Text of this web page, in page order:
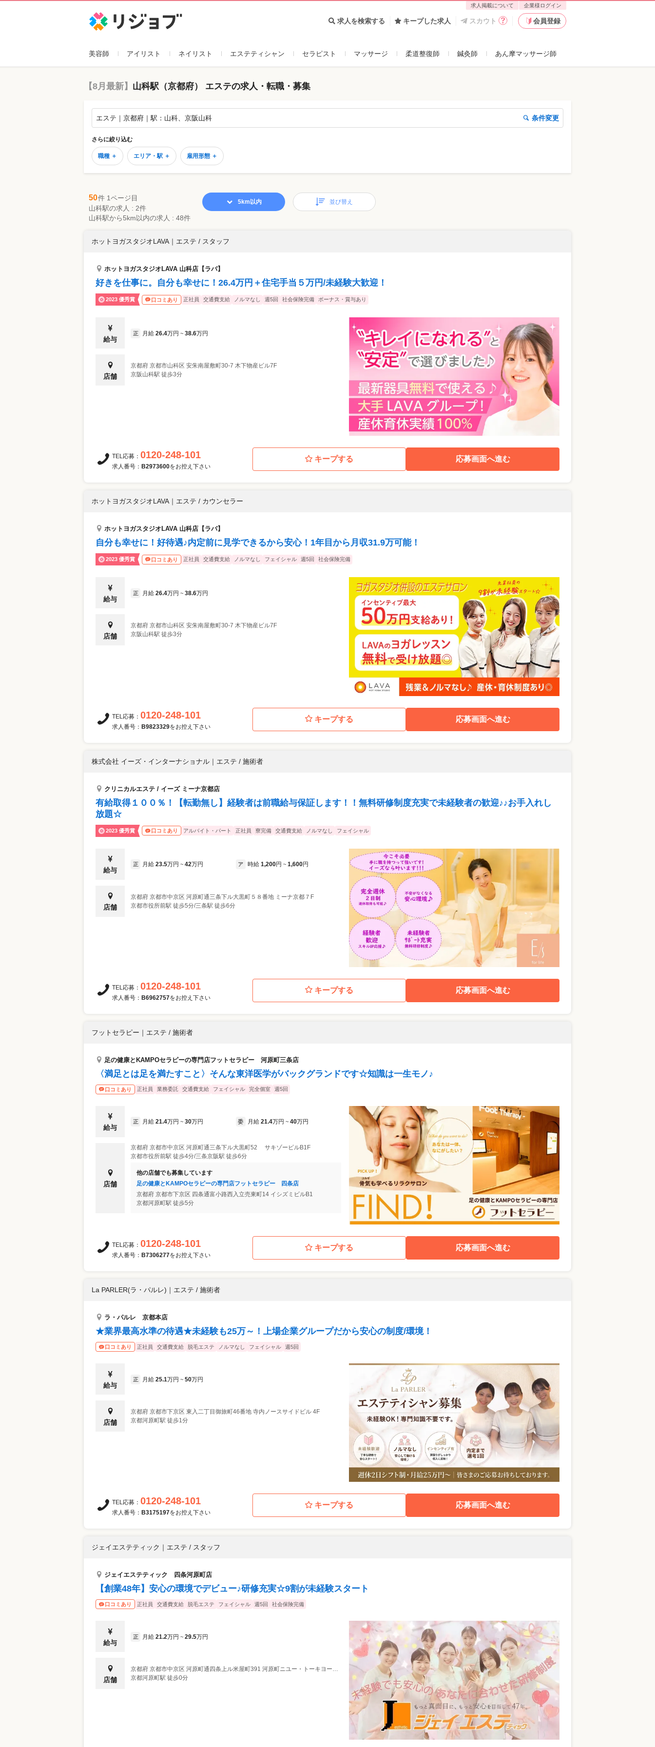
求人掲載について 企業様ログイン
求人を検索する キープした求人 スカウト 会員登録
美容師 アイリスト ネイリスト エステティシャン セラピスト マッサージ 柔道整復師 鍼灸師 あん摩マッサージ師
【8月最新】 山科駅（京都府） エステの求人・転職・募集
エステ｜京都府｜駅：山科、京阪山科 条件変更
さらに絞り込む
職種 ＋ エリア・駅 ＋ 雇用形態 ＋
50件 1ページ目
山科駅の求人 : 2件
山科駅から5km以内の求人 : 48件
5km以内 並び替え
ホットヨガスタジオLAVA ｜ エステ / スタッフ
ホットヨガスタジオLAVA 山科店【ラバ】
好きを仕事に。自分も幸せに！26.4万円＋住宅手当５万円/未経験大歓迎！
2023 優秀賞 口コミあり 正社員 交通費支給 ノルマなし 週5回 社会保険完備 ボーナス・賞与あり
給与
正 月給 26.4万円 ~ 38.6万円
店舗
京都府 京都市山科区 安朱南屋敷町30-7 木下物産ビル7F
京阪山科駅 徒歩3分
キープする 応募画面へ進む
TEL応募： 0120-248-101
求人番号： B2973600をお控え下さい
ホットヨガスタジオLAVA｜ エステ / カウンセラー
ホットヨガスタジオLAVA 山科店【ラバ】
自分も幸せに！好待遇♪内定前に見学できるから安心！1年目から月収31.9万可能！
2023 優秀賞 口コミあり 正社員 交通費支給 ノルマなし フェイシャル 週5回 社会保険完備
給与
正 月給 26.4万円 ~ 38.6万円
店舗
京都府 京都市山科区 安朱南屋敷町30-7 木下物産ビル7F
京阪山科駅 徒歩3分
キープする 応募画面へ進む
TEL応募： 0120-248-101
求人番号： B9823329をお控え下さい
株式会社 イーズ・インターナショナル ｜ エステ / 施術者
クリニカルエステ / イーズ ミーナ京都店
有給取得１００％！【転勤無し】経験者は前職給与保証します！！無料研修制度充実で未経験者の歓迎♪♪お手入れし
放題☆
2023 優秀賞 口コミあり アルバイト・パート 正社員 寮完備 交通費支給 ノルマなし フェイシャル
給与
正 月給 23.5万円 ~ 42万円 ア 時給 1,200円 ~ 1,600円
店舗
京都府 京都市中京区 河原町通三条下ル大黒町５８番地 ミーナ京都７F
京都市役所前駅 徒歩5分/三条駅 徒歩6分
キープする 応募画面へ進む
TEL応募： 0120-248-101
求人番号： B6962757をお控え下さい
フットセラピー ｜ エステ / 施術者
足の健康とKAMPOセラピーの専門店フットセラピー 河原町三条店
〈満足とは足を満たすこと〉そんな東洋医学がバックグランドです☆知識は一生モノ♪
口コミあり 正社員 業務委託 交通費支給 フェイシャル 完全個室 週5回
給与
正 月給 21.4万円 ~ 30万円 委 月給 21.4万円 ~ 40万円
店舗
京都府 京都市中京区 河原町通三条下ル大黒町52 サキゾービルB1F
京都市役所前駅 徒歩4分/三条京阪駅 徒歩6分
他の店舗でも募集しています
足の健康とKAMPOセラピーの専門店フットセラピー 四条店
京都府 京都市下京区 四条通富小路西入立売東町14 イシズミビルB1
京都河原町駅 徒歩5分
キープする 応募画面へ進む
TEL応募： 0120-248-101
求人番号： B7306277をお控え下さい
La PARLER(ラ・パルレ) ｜ エステ / 施術者
ラ・パルレ 京都本店
★業界最高水準の待遇★未経験も25万～！上場企業グループだから安心の制度/環境！
口コミあり 正社員 交通費支給 脱毛エステ ノルマなし フェイシャル 週5回
給与
正 月給 25.1万円 ~ 50万円
店舗
京都府 京都市下京区 東入二丁目御旅町46番地 寺内ノースサイドビル 4F
京都河原町駅 徒歩1分
キープする 応募画面へ進む
TEL応募： 0120-248-101
求人番号： B3175197をお控え下さい
ジェイエステティック ｜ エステ / スタッフ
ジェイエステティック 四条河原町店
【創業48年】安心の環境でデビュー♪研修充実☆9割が未経験スタート
口コミあり 正社員 交通費支給 脱毛エステ フェイシャル 週5回 社会保険完備
給与
正 月給 21.2万円 ~ 29.5万円
店舗
京都府 京都市中京区 河原町通四条上ル米屋町391 河原町ニユー・トーキヨービル 7F
京都河原町駅 徒歩0分